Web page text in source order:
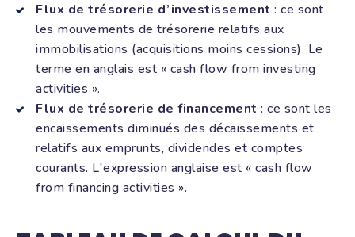
Flux de trésorerie d’investissement : ce sont
les mouvements de trésorerie relatifs aux
immobilisations (acquisitions moins cessions). Le
terme en anglais est « cash flow from investing
activities ».
Flux de trésorerie de financement : ce sont les
encaissements diminués des décaissements et
relatifs aux emprunts, dividendes et comptes
courants. L'expression anglaise est « cash flow
from financing activities ».